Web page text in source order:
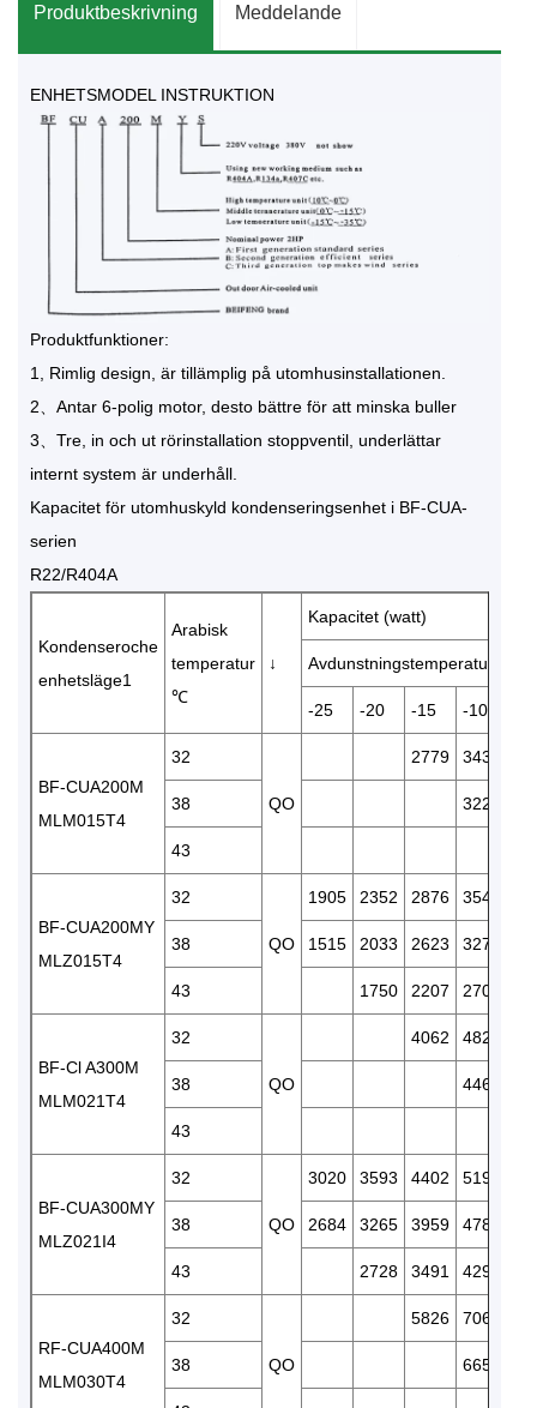
Produktbeskrivning Meddelande
ENHETSMODEL INSTRUKTION
Produktfunktioner:
1, Rimlig design, är tillämplig på utomhusinstallationen.
2、Antar 6-polig motor, desto bättre för att minska buller
3、Tre, in och ut rörinstallation stoppventil, underlättar
internt system är underhåll.
Kapacitet för utomhuskyld kondenseringsenhet i BF-CUA-
serien
R22/R404A
Kondenseroche
enhetsläge1
Arabisk
temperatur
℃
↓
Kapacitet (watt)
Avdunstningstemperatur (℃)
-25 -20 -15 -10
BF-CUA200M
MLM015T4
32
QO
2779 3430
38 3222
43
BF-CUA200MY
MLZ015T4
32
QO
1905 2352 2876 3549
38 1515 2033 2623 3270
43 1750 2207 2702
BF-Cl A300M
MLM021T4
32
QO
4062 4828
38 4469
43
BF-CUA300MY
MLZ021I4
32
QO
3020 3593 4402 5192
38 2684 3265 3959 4783
43 2728 3491 4293
RF-CUA400M
MLM030T4
32
QO
5826 7067
38 6651